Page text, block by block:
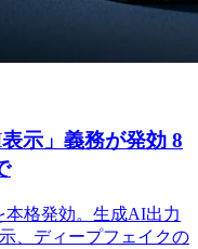
示」義務が発効 8
格発効。生成AI出力
、ディープフェイクの